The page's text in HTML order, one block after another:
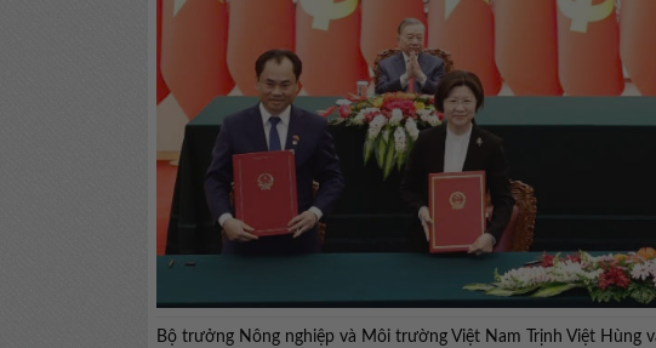
Bộ trưởng Nông nghiệp và Môi trường Việt Nam Trịnh Việt Hùng